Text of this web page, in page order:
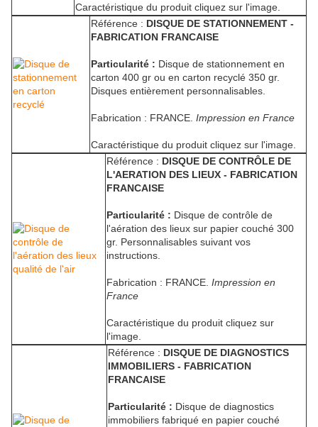
Caractéristique du produit cliquez sur l'image.
Référence : DISQUE DE STATIONNEMENT -
FABRICATION FRANCAISE
Particularité : Disque de stationnement en
carton 400 gr ou en carton recyclé 350 gr.
Disques entièrement personnalisables.
Fabrication : FRANCE. Impression en France
Caractéristique du produit cliquez sur l'image.
Référence : DISQUE DE CONTRÔLE DE
L'AERATION DES LIEUX - FABRICATION
FRANCAISE
Particularité : Disque de contrôle de
l'aération des lieux sur papier couché 300
gr. Personnalisables suivant vos
instructions.
Fabrication : FRANCE. Impression en
France
Caractéristique du produit cliquez sur
l'image.
Référence : DISQUE DE DIAGNOSTICS
IMMOBILIERS - FABRICATION
FRANCAISE
Particularité : Disque de diagnostics
immobiliers fabriqué en papier couché